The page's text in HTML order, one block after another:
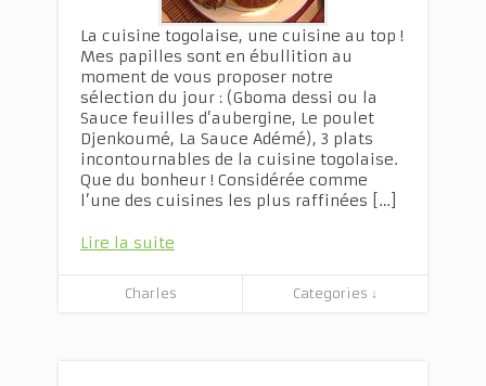
La cuisine togolaise, une cuisine au top !
Mes papilles sont en ébullition au
moment de vous proposer notre
sélection du jour : (Gboma dessi ou la
Sauce feuilles d’aubergine, Le poulet
Djenkoumé, La Sauce Adémé), 3 plats
incontournables de la cuisine togolaise.
Que du bonheur ! Considérée comme
l’une des cuisines les plus raffinées […]
Lire la suite
Charles Categories ↓